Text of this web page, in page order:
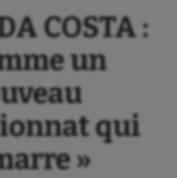
COSTA :
un
qui
»